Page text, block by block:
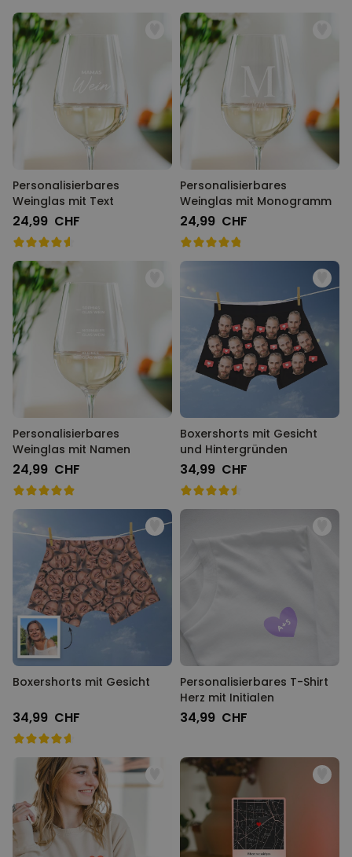
Personalisierbares
Weinglas mit Text
24,99 CHF
Personalisierbares
Weinglas mit Monogramm
24,99 CHF
Personalisierbares
Weinglas mit Namen
24,99 CHF
Boxershorts mit Gesicht
und Hintergründen
34,99 CHF
Boxershorts mit Gesicht
34,99 CHF
Personalisierbares T-Shirt
Herz mit Initialen
34,99 CHF